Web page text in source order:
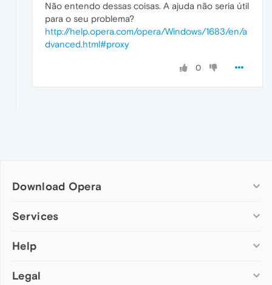
Não entendo dessas coisas. A ajuda não seria útil
para o seu problema?
http://help.opera.com/opera/Windows/1683/en/a
dvanced.html#proxy
0
Download Opera
Computer browsers
Opera for Mac
Opera beta version
Services
Add-ons
Wallpapers
Help
Help & support
Legal